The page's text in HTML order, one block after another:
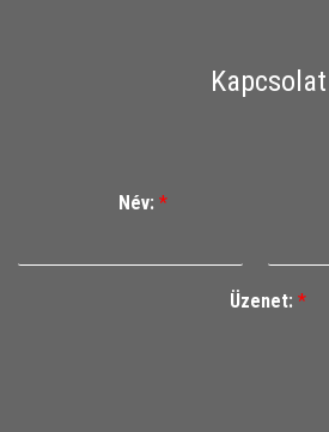
Kapcsolat
Név: *
Üzenet: *